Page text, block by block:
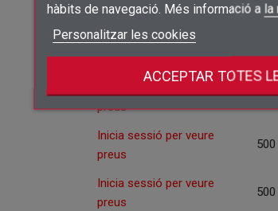
Crear
hàbits de navegació. Més informació a la
Personalitzar les cookies
ACCEPTAR TOTES
Inicia sessió per veure
preus
500
Inicia sessió per veure
preus
500
Inicia sessió per veure
preus
500